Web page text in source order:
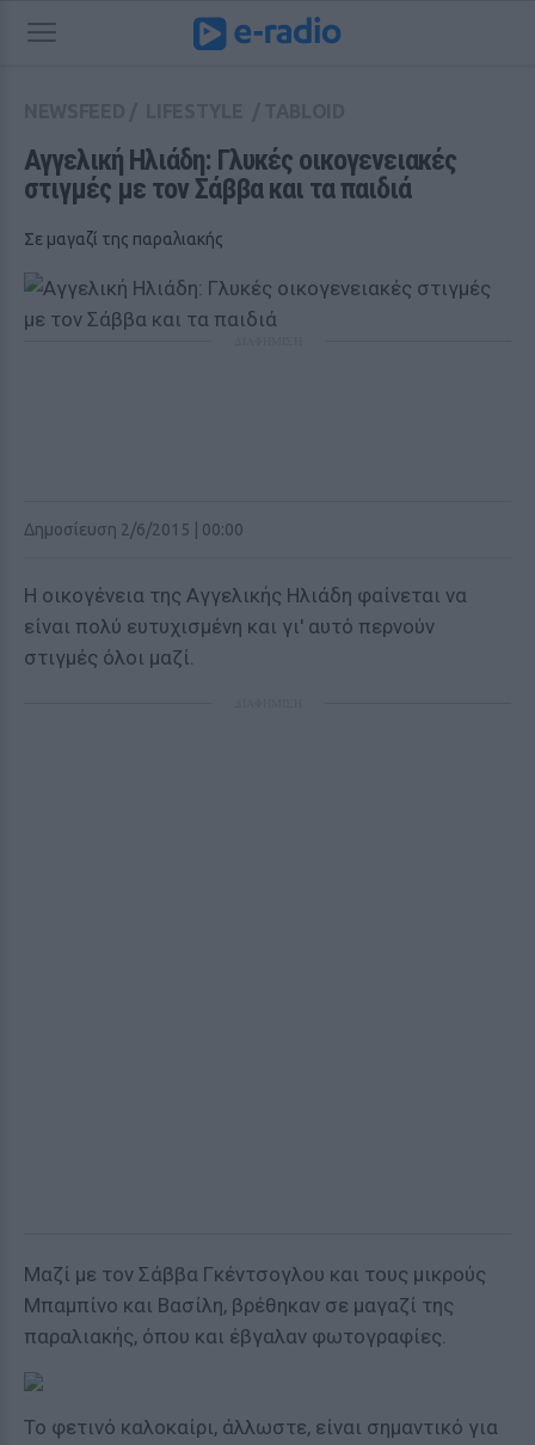
Αγγελική Ηλιάδη: Γλυκές οικογενειακές
στιγμές με τον Σάββα και τα παιδιά
Σε μαγαζί της παραλιακής
Δημοσίευση 2/6/2015 | 00:00
Η οικογένεια της Αγγελικής Ηλιάδη φαίνεται να
είναι πολύ ευτυχισμένη και γι' αυτό περνούν
στιγμές όλοι μαζί.
Μαζί με τον Σάββα Γκέντσογλου και τους μικρούς
Μπαμπίνο και Βασίλη, βρέθηκαν σε μαγαζί της
παραλιακής, όπου και έβγαλαν φωτογραφίες.
Το φετινό καλοκαίρι, άλλωστε, είναι σημαντικό για